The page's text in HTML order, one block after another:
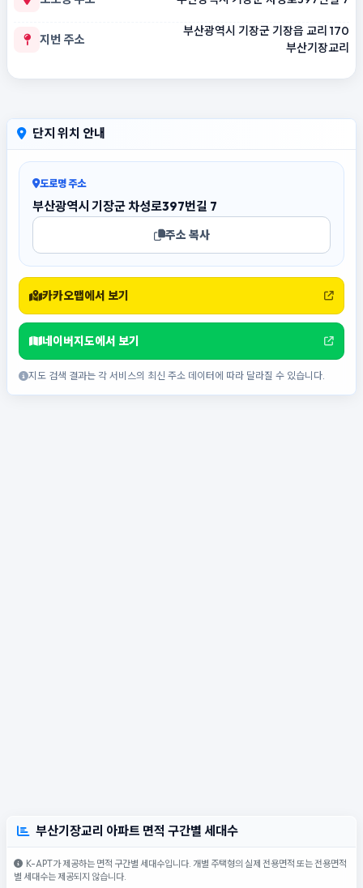
지번 주소
부산광역시 기장군 기장읍 교리 170
부산기장교리
단지 위치 안내
도로명 주소
부산광역시 기장군 차성로397번길 7
주소 복사
카카오맵에서 보기
네이버지도에서 보기
지도 검색 결과는 각 서비스의 최신 주소 데이터에 따라 달라질 수 있습니다.
부산기장교리 아파트 면적 구간별 세대수
K-APT가 제공하는 면적 구간별 세대수입니다. 개별 주택형의 실제 전용면적 또는 전용면적
별 세대수는 제공되지 않습니다.